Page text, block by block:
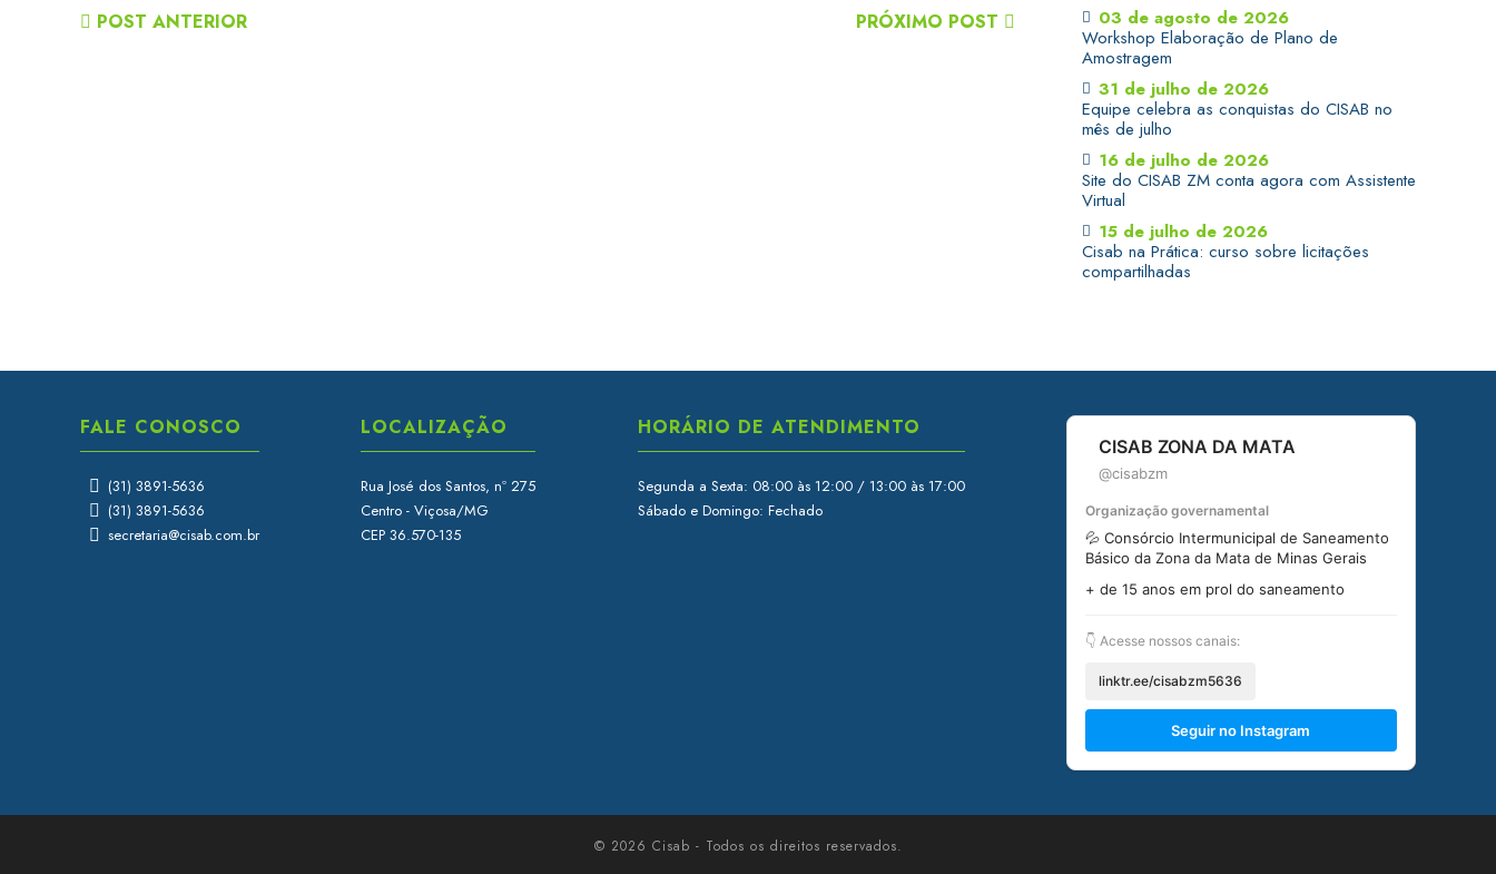
POST ANTERIOR PRÓXIMO POST
03 de agosto de 2026
Workshop Elaboração de Plano de
Amostragem
31 de julho de 2026
Equipe celebra as conquistas do CISAB no
mês de julho
16 de julho de 2026
Site do CISAB ZM conta agora com Assistente
Virtual
15 de julho de 2026
Cisab na Prática: curso sobre licitações
compartilhadas
FALE CONOSCO
(31) 3891-5636
(31) 3891-5636
secretaria@cisab.com.br
LOCALIZAÇÃO
Rua José dos Santos, nº 275
Centro - Viçosa/MG
CEP 36.570-135
HORÁRIO DE ATENDIMENTO
Segunda a Sexta: 08:00 às 12:00 / 13:00 às 17:00
Sábado e Domingo: Fechado
CISAB ZONA DA MATA
@cisabzm
Organização governamental
💦 Consórcio Intermunicipal de Saneamento
Básico da Zona da Mata de Minas Gerais
+ de 15 anos em prol do saneamento
👇 Acesse nossos canais:
linktr.ee/cisabzm5636
Seguir no Instagram
© 2026 Cisab - Todos os direitos reservados.